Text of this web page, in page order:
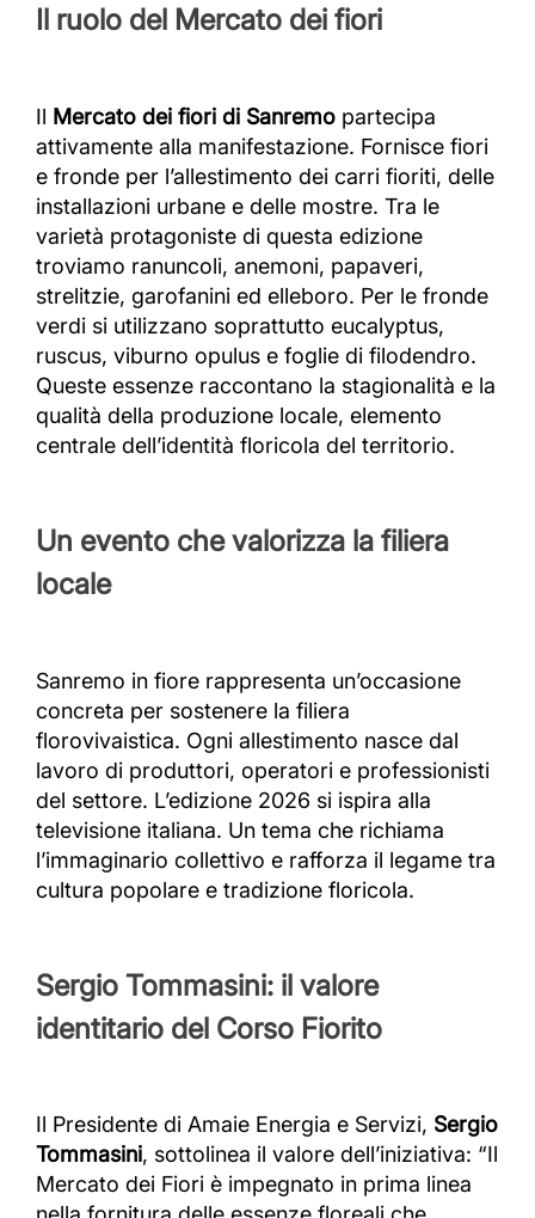
Il ruolo del Mercato dei fiori
Il Mercato dei fiori di Sanremo partecipa
attivamente alla manifestazione. Fornisce fiori
e fronde per l’allestimento dei carri fioriti, delle
installazioni urbane e delle mostre. Tra le
varietà protagoniste di questa edizione
troviamo ranuncoli, anemoni, papaveri,
strelitzie, garofanini ed elleboro. Per le fronde
verdi si utilizzano soprattutto eucalyptus,
ruscus, viburno opulus e foglie di filodendro.
Queste essenze raccontano la stagionalità e la
qualità della produzione locale, elemento
centrale dell’identità floricola del territorio.
Un evento che valorizza la filiera
locale
Sanremo in fiore rappresenta un’occasione
concreta per sostenere la filiera
florovivaistica. Ogni allestimento nasce dal
lavoro di produttori, operatori e professionisti
del settore. L’edizione 2026 si ispira alla
televisione italiana. Un tema che richiama
l’immaginario collettivo e rafforza il legame tra
cultura popolare e tradizione floricola.
Sergio Tommasini: il valore
identitario del Corso Fiorito
Il Presidente di Amaie Energia e Servizi, Sergio
Tommasini, sottolinea il valore dell’iniziativa: “Il
Mercato dei Fiori è impegnato in prima linea